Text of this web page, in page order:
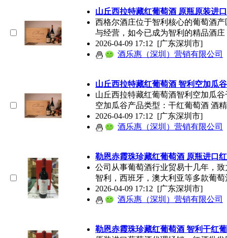
山丘西拉特藏红葡萄酒 原瓶原装进
西格尔酒庄位于智利核心的葡萄酒产
与经营，如今已成为智利的精品酒庄
2026-04-09 17:12 [广东深圳市]
酒乐惠（深圳）营销有限公司
山丘西拉特藏红葡萄酒 智利空加瓜
山丘西拉特藏红葡萄酒智利空加瓜谷
空加瓜谷产品类型：干红葡萄酒 酒
2026-04-09 17:12 [广东深圳市]
酒乐惠（深圳）营销有限公司
勒恩赤霞珠珍藏红葡萄酒 原瓶进口
公司从事葡萄酒行业贸易十几年，
智利，西班牙，澳大利亚等多款葡萄
2026-04-09 17:12 [广东深圳市]
酒乐惠（深圳）营销有限公司
勒恩赤霞珠珍藏红葡萄酒 智利干红